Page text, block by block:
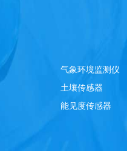
气象环境监测仪
土壤传感器
能见度传感器